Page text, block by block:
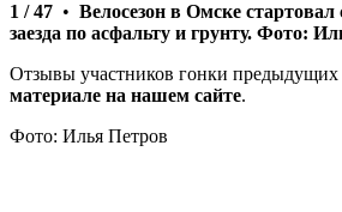
1 / 47 • Велосезон в Омске стартовал
заезда по асфальту и грунту. Фото:
Отзывы участников гонки предыдущих
материале на нашем сайте.
Фото: Илья Петров